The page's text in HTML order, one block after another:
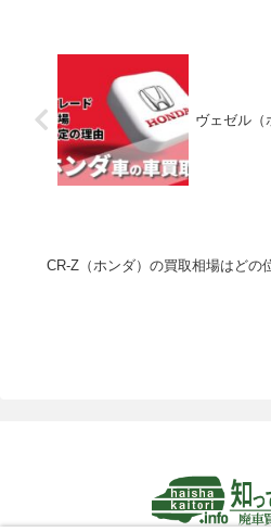
ヴェゼル（
CR-Z（ホンダ）の買取相場はどの